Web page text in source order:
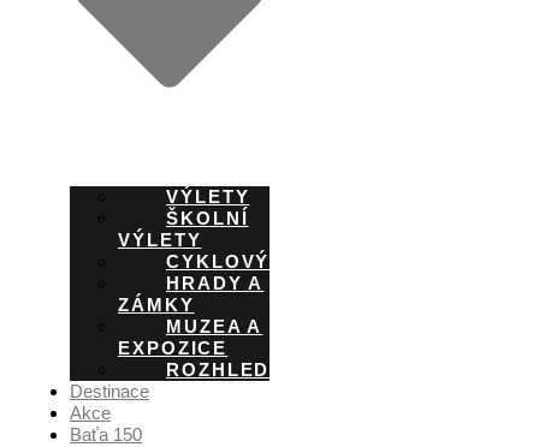
VÝLETY
ŠKOLNÍ
VÝLETY
CYKLOVÝLETY
HRADY A
ZÁMKY
MUZEA A
EXPOZICE
ROZHLEDNY
Destinace
Akce
Baťa 150